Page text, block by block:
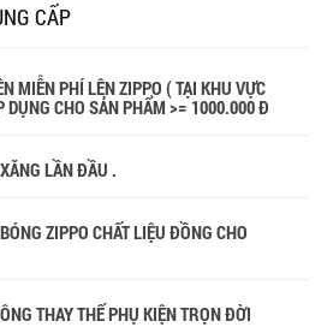
CẤP
MIỄN PHÍ LÊN ZIPPO ( TẠI KHU VỰC
DỤNG CHO SẢN PHẨM >= 1000.000 Đ
LẦN ĐẦU .
ZIPPO CHẤT LIỆU ĐỒNG CHO
THAY THẾ PHỤ KIỆN TRỌN ĐỜI